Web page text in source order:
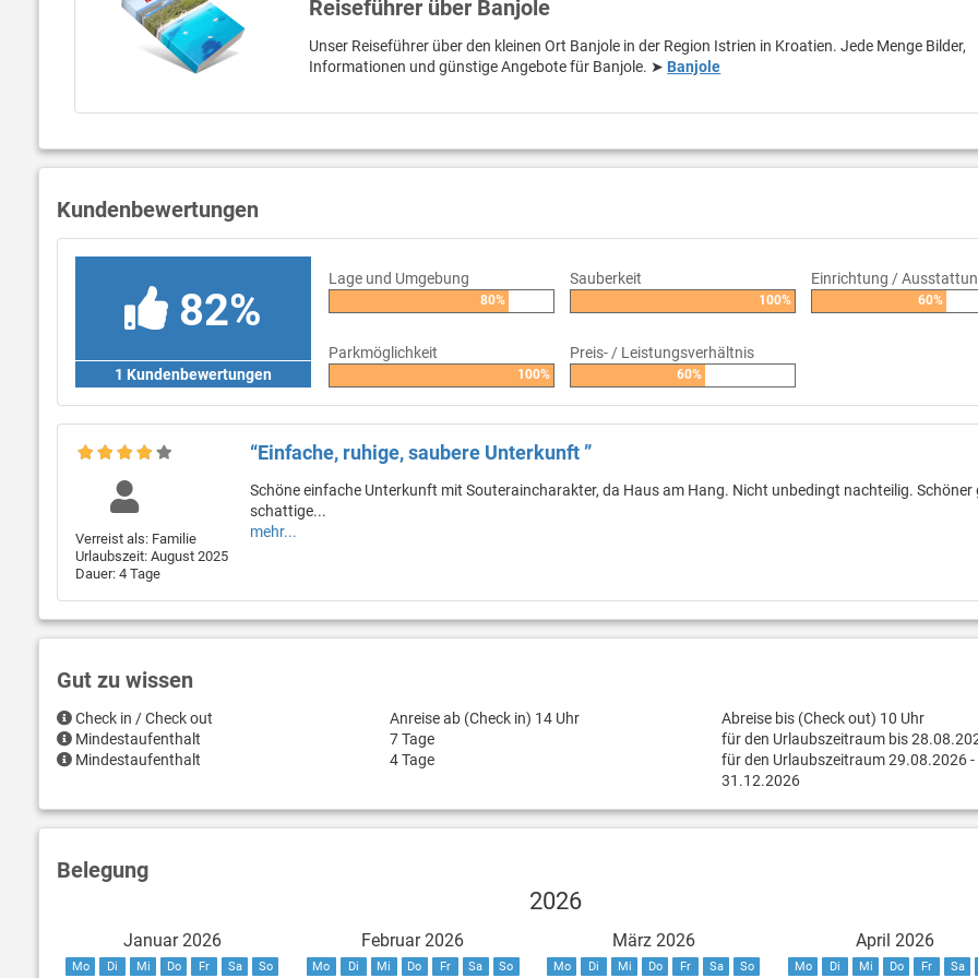
Reiseführer über Banjole
Unser Reiseführer über den kleinen Ort Banjole in der Region Istrien in Kroatien. Jede Menge Bilder,
Informationen und günstige Angebote für Banjole. ➤ Banjole
Kundenbewertungen
82%
1 Kundenbewertungen
Lage und Umgebung
80%
Sauberkeit
100%
Einrichtung /
60%
Parkmöglichkeit
100%
Preis- / Leistungsverhältnis
60%
Verreist als: Familie
Urlaubszeit: August 2025
Dauer: 4 Tage
“Einfache, ruhige, saubere Unterkunft ”
Schöne einfache Unterkunft mit Souteraincharakter, da Haus am Hang. Nicht unbedingt nachteilig. Schöner
schattige...
mehr...
Gut zu wissen
Check in / Check out Anreise ab (Check in) 14 Uhr
Abreise bis (Check out) 10 Uhr
Mindestaufenthalt
7 Tage
für den Urlaubszeitraum bis
Mindestaufenthalt
4 Tage
für den Urlaubszeitraum 29.08.2026 -
31.12.2026
Belegung
2026
Januar 2026
Mo Di Mi Do Fr Sa So
Februar 2026
Mo Di Mi Do Fr Sa So
März 2026
Mo Di Mi Do Fr Sa So
April 2026
Mo Di Mi Do Fr Sa